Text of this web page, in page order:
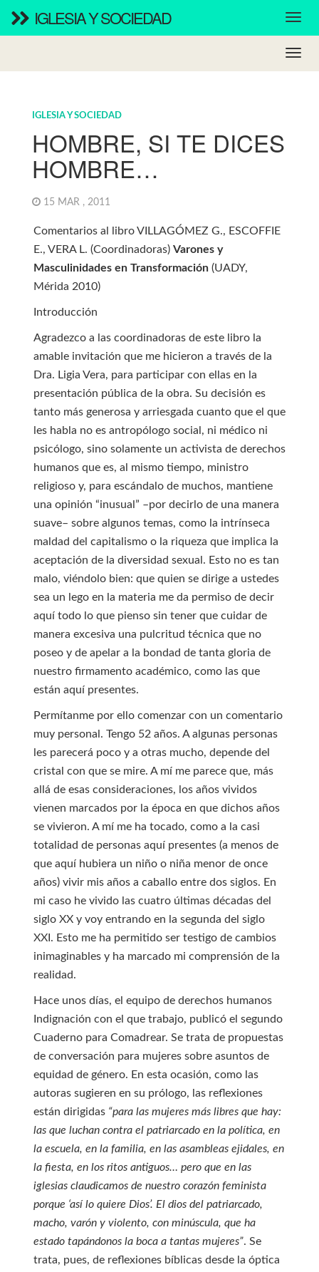
IGLESIA Y SOCIEDAD
IGLESIA Y SOCIEDAD
HOMBRE, SI TE DICES
HOMBRE…
15 MAR , 2011
Comentarios al libro VILLAGÓMEZ G., ESCOFFIE
E., VERA L. (Coordinadoras) Varones y
Masculinidades en Transformación(UADY,
Mérida 2010)
Introducción
Agradezco a las coordinadoras de este libro la
amable invitación que me hicieron a través de la
Dra. Ligia Vera, para participar con ellas en la
presentación pública de la obra. Su decisión es
tanto más generosa y arriesgada cuanto que el que
les habla no es antropólogo social, ni médico ni
psicólogo, sino solamente un activista de derechos
humanos que es, al mismo tiempo, ministro
religioso y, para escándalo de muchos, mantiene
una opinión “inusual” –por decirlo de una manera
suave– sobre algunos temas, como la intrínseca
maldad del capitalismo o la riqueza que implica la
aceptación de la diversidad sexual. Esto no es tan
malo, viéndolo bien: que quien se dirige a ustedes
sea un lego en la materia me da permiso de decir
aquí todo lo que pienso sin tener que cuidar de
manera excesiva una pulcritud técnica que no
poseo y de apelar a la bondad de tanta gloria de
nuestro firmamento académico, como las que
están aquí presentes.
Permítanme por ello comenzar con un comentario
muy personal. Tengo 52 años. A algunas personas
les parecerá poco y a otras mucho, depende del
cristal con que se mire. A mí me parece que, más
allá de esas consideraciones, los años vividos
vienen marcados por la época en que dichos años
se vivieron. A mí me ha tocado, como a la casi
totalidad de personas aquí presentes (a menos de
que aquí hubiera un niño o niña menor de once
años) vivir mis años a caballo entre dos siglos. En
mi caso he vivido las cuatro últimas décadas del
siglo XX y voy entrando en la segunda del siglo
XXI. Esto me ha permitido ser testigo de cambios
inimaginables y ha marcado mi comprensión de la
realidad.
Hace unos días, el equipo de derechos humanos
Indignación con el que trabajo, publicó el segundo
Cuaderno para Comadrear. Se trata de propuestas
de conversación para mujeres sobre asuntos de
equidad de género. En esta ocasión, como las
autoras sugieren en su prólogo, las reflexiones
están dirigidas “para las mujeres más libres que hay:
las que luchan contra el patriarcado en la política, en
la escuela, en la familia, en las asambleas ejidales, en
la fiesta, en los ritos antiguos… pero que en las
iglesias claudicamos de nuestro corazón feminista
porque ‘así lo quiere Dios’. El dios del patriarcado,
macho, varón y violento, con minúscula, que ha
estado tapándonos la boca a tantas mujeres”. Se
trata, pues, de reflexiones bíblicas desde la óptica